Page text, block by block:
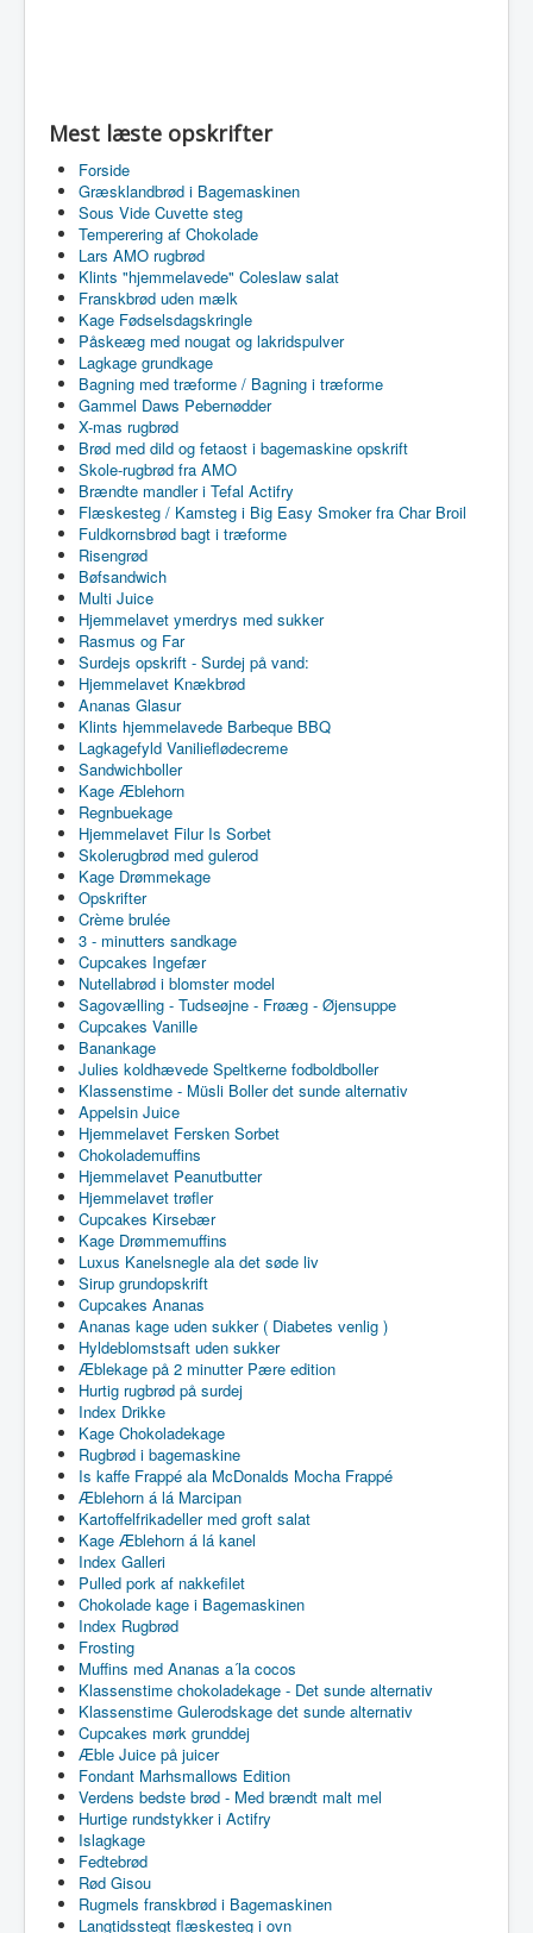
Mest læste opskrifter
Forside
Græsklandbrød i Bagemaskinen
Sous Vide Cuvette steg
Temperering af Chokolade
Lars AMO rugbrød
Klints "hjemmelavede" Coleslaw salat
Franskbrød uden mælk
Kage Fødselsdagskringle
Påskeæg med nougat og lakridspulver
Lagkage grundkage
Bagning med træforme / Bagning i træforme
Gammel Daws Pebernødder
X-mas rugbrød
Brød med dild og fetaost i bagemaskine opskrift
Skole-rugbrød fra AMO
Brændte mandler i Tefal Actifry
Flæskesteg / Kamsteg i Big Easy Smoker fra Char Broil
Fuldkornsbrød bagt i træforme
Risengrød
Bøfsandwich
Multi Juice
Hjemmelavet ymerdrys med sukker
Rasmus og Far
Surdejs opskrift - Surdej på vand:
Hjemmelavet Knækbrød
Ananas Glasur
Klints hjemmelavede Barbeque BBQ
Lagkagefyld Vanilieflødecreme
Sandwichboller
Kage Æblehorn
Regnbuekage
Hjemmelavet Filur Is Sorbet
Skolerugbrød med gulerod
Kage Drømmekage
Opskrifter
Crème brulée
3 - minutters sandkage
Cupcakes Ingefær
Nutellabrød i blomster model
Sagovælling - Tudseøjne - Frøæg - Øjensuppe
Cupcakes Vanille
Banankage
Julies koldhævede Speltkerne fodboldboller
Klassenstime - Müsli Boller det sunde alternativ
Appelsin Juice
Hjemmelavet Fersken Sorbet
Chokolademuffins
Hjemmelavet Peanutbutter
Hjemmelavet trøfler
Cupcakes Kirsebær
Kage Drømmemuffins
Luxus Kanelsnegle ala det søde liv
Sirup grundopskrift
Cupcakes Ananas
Ananas kage uden sukker ( Diabetes venlig )
Hyldeblomstsaft uden sukker
Æblekage på 2 minutter Pære edition
Hurtig rugbrød på surdej
Index Drikke
Kage Chokoladekage
Rugbrød i bagemaskine
Is kaffe Frappé ala McDonalds Mocha Frappé
Æblehorn á lá Marcipan
Kartoffelfrikadeller med groft salat
Kage Æblehorn á lá kanel
Index Galleri
Pulled pork af nakkefilet
Chokolade kage i Bagemaskinen
Index Rugbrød
Frosting
Muffins med Ananas a´la cocos
Klassenstime chokoladekage - Det sunde alternativ
Klassenstime Gulerodskage det sunde alternativ
Cupcakes mørk grunddej
Æble Juice på juicer
Fondant Marhsmallows Edition
Verdens bedste brød - Med brændt malt mel
Hurtige rundstykker i Actifry
Islagkage
Fedtebrød
Rød Gisou
Rugmels franskbrød i Bagemaskinen
Langtidsstegt flæskesteg i ovn